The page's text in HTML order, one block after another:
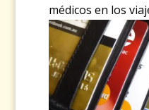
médicos en los